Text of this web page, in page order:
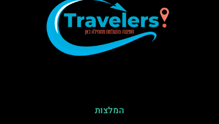
המלצות